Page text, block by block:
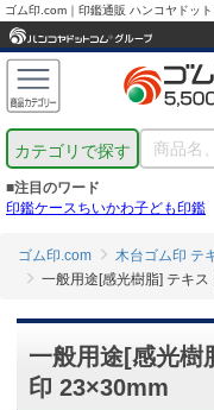
ゴム印.com｜印鑑通販 ハンコヤドッ
カテゴリで探す
■注目のワード
印鑑ケースちいかわ子ども印鑑
ゴム印.com
木台ゴム印 テ
一般用途[感光樹脂] テキ
一般用途[感光樹
印 23×30mm